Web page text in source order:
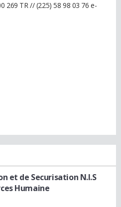
269 TR // (225) 58 98 03 76 e-
et de Securisation N.I.S
Humaine